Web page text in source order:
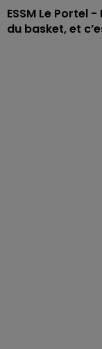
ESSM Le Portel
du basket, et